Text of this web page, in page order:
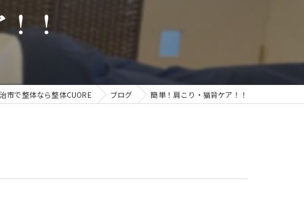
頭痛
！
市で整体なら整体CUORE ブログ 簡単！肩こり・猫背ケア！！